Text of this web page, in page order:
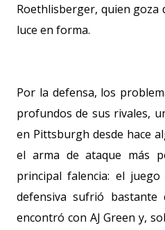
Roethlisberger, quien goza
luce en forma.
Por la defensa, los
profundos de sus rivales,
en Pittsburgh desde hace
el arma de ataque más
principal falencia: el
defensiva sufrió bastante
encontró con AJ Green y,